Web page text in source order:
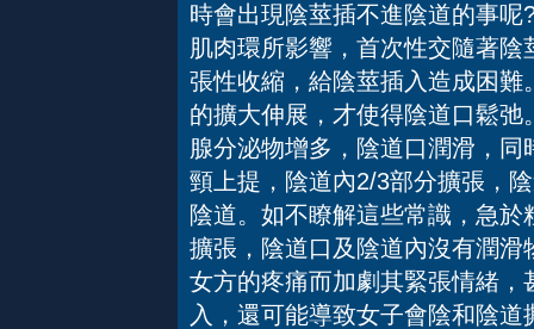
時會出現陰莖插不進陰道的事
肌肉環所影響，首次性交隨著
張性收縮，給陰莖插入造成困
的擴大伸展，才使得陰道口鬆
腺分泌物增多，陰道口潤滑，
頸上提，陰道內2/3部分擴張，
陰道。如不瞭解這些常識，急
擴張，陰道口及陰道內沒有潤
女方的疼痛而加劇其緊張情緒
入，還可能導致女子會陰和陰